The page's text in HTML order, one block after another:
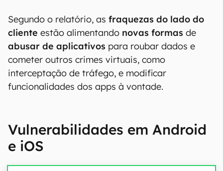
Segundo o relatório, as fraquezas do lado do
cliente estão alimentando novas formas de
abusar de aplicativos para roubar dados e
cometer outros crimes virtuais, como
interceptação de tráfego, e modificar
funcionalidades dos apps à vontade.
Vulnerabilidades em Android
e iOS